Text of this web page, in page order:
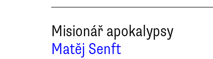
Misionář apokalypsy
Matěj Senft